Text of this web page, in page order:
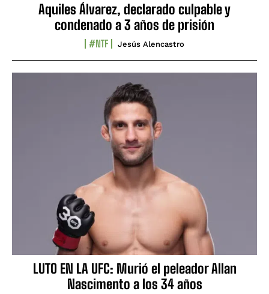
Aquiles Álvarez, declarado culpable y
condenado a 3 años de prisión
#NTF Jesús Alencastro
LUTO EN LA UFC: Murió el peleador Allan
Nascimento a los 34 años